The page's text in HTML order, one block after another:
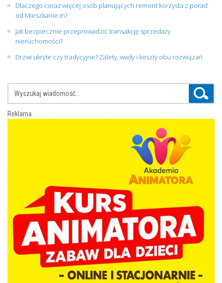
Dlaczego coraz więcej osób planujących remont korzysta z porad
od Mieszkanie.in?
Jak bezpiecznie przeprowadzić transakcję sprzedaży
nieruchomości?
Drzwi ukryte czy tradycyjne? Zalety, wady i koszty obu rozwiązań
Reklama